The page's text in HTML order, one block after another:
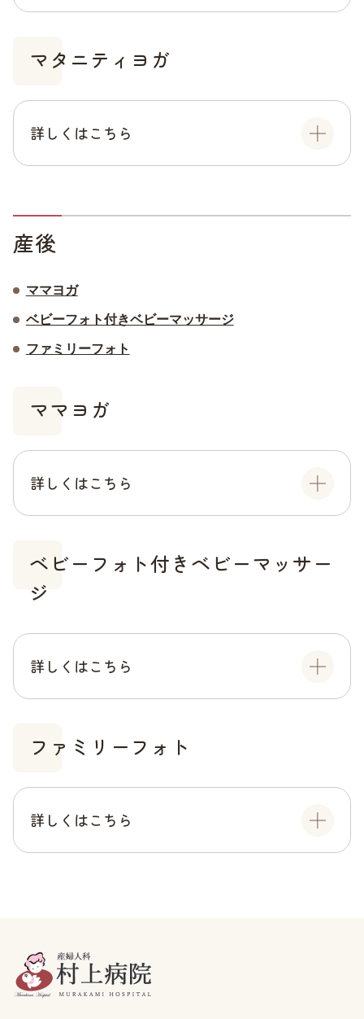
マタニティヨガ
詳しくはこちら
産後
ママヨガ
ベビーフォト付きベビーマッサージ
ファミリーフォト
ママヨガ
詳しくはこちら
ベビーフォト付きベビーマッサー
ジ
詳しくはこちら
ファミリーフォト
詳しくはこちら